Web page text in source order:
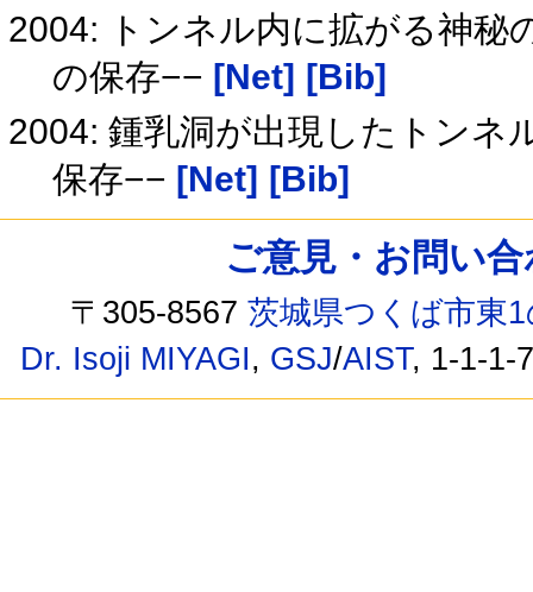
2004: トンネル内に拡がる神秘
の保存−− [Net] [Bib]
2004: 鍾乳洞が出現したトンネ
保存−− [Net] [Bib]
ご意見・お問い
〒305-8567茨城県つくば市東
Dr. Isoji MIYAGI, GSJ/AIST, 1-1-1-